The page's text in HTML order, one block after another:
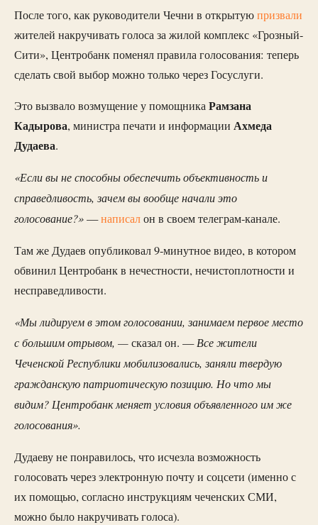
После того, как руководители Чечни в открытуюпризвали
жителей накручивать голоса за жилой комплекс «Грозный-
Сити», Центробанк поменял правила голосования: теперь
сделать свой выбор можно только через Госуслуги.
Это вызвало возмущение у помощникаРамзана
Кадырова, министра печати и информации Ахмеда
Дудаева.
«Если вы не способны обеспечить объективность и
справедливость, зачем вы вообще начали это
голосование?»—написалон в своем телеграм-канале.
Там же Дудаев опубликовал 9-минутное видео, в котором
обвинил Центробанк в нечестности, нечистоплотности и
несправедливости.
«Мы лидируем в этом голосовании, занимаем первое место
с большим отрывом, —сказал он. —Все жители
Чеченской Республики мобилизовались, заняли твердую
гражданскую патриотическую позицию. Но что мы
видим? Центробанк меняет условия объявленного им же
голосования».
Дудаеву не понравилось, что исчезла возможность
голосовать через электронную почту и соцсети (именно с
их помощью, согласно инструкциям чеченских СМИ,
можно было накручивать голоса).